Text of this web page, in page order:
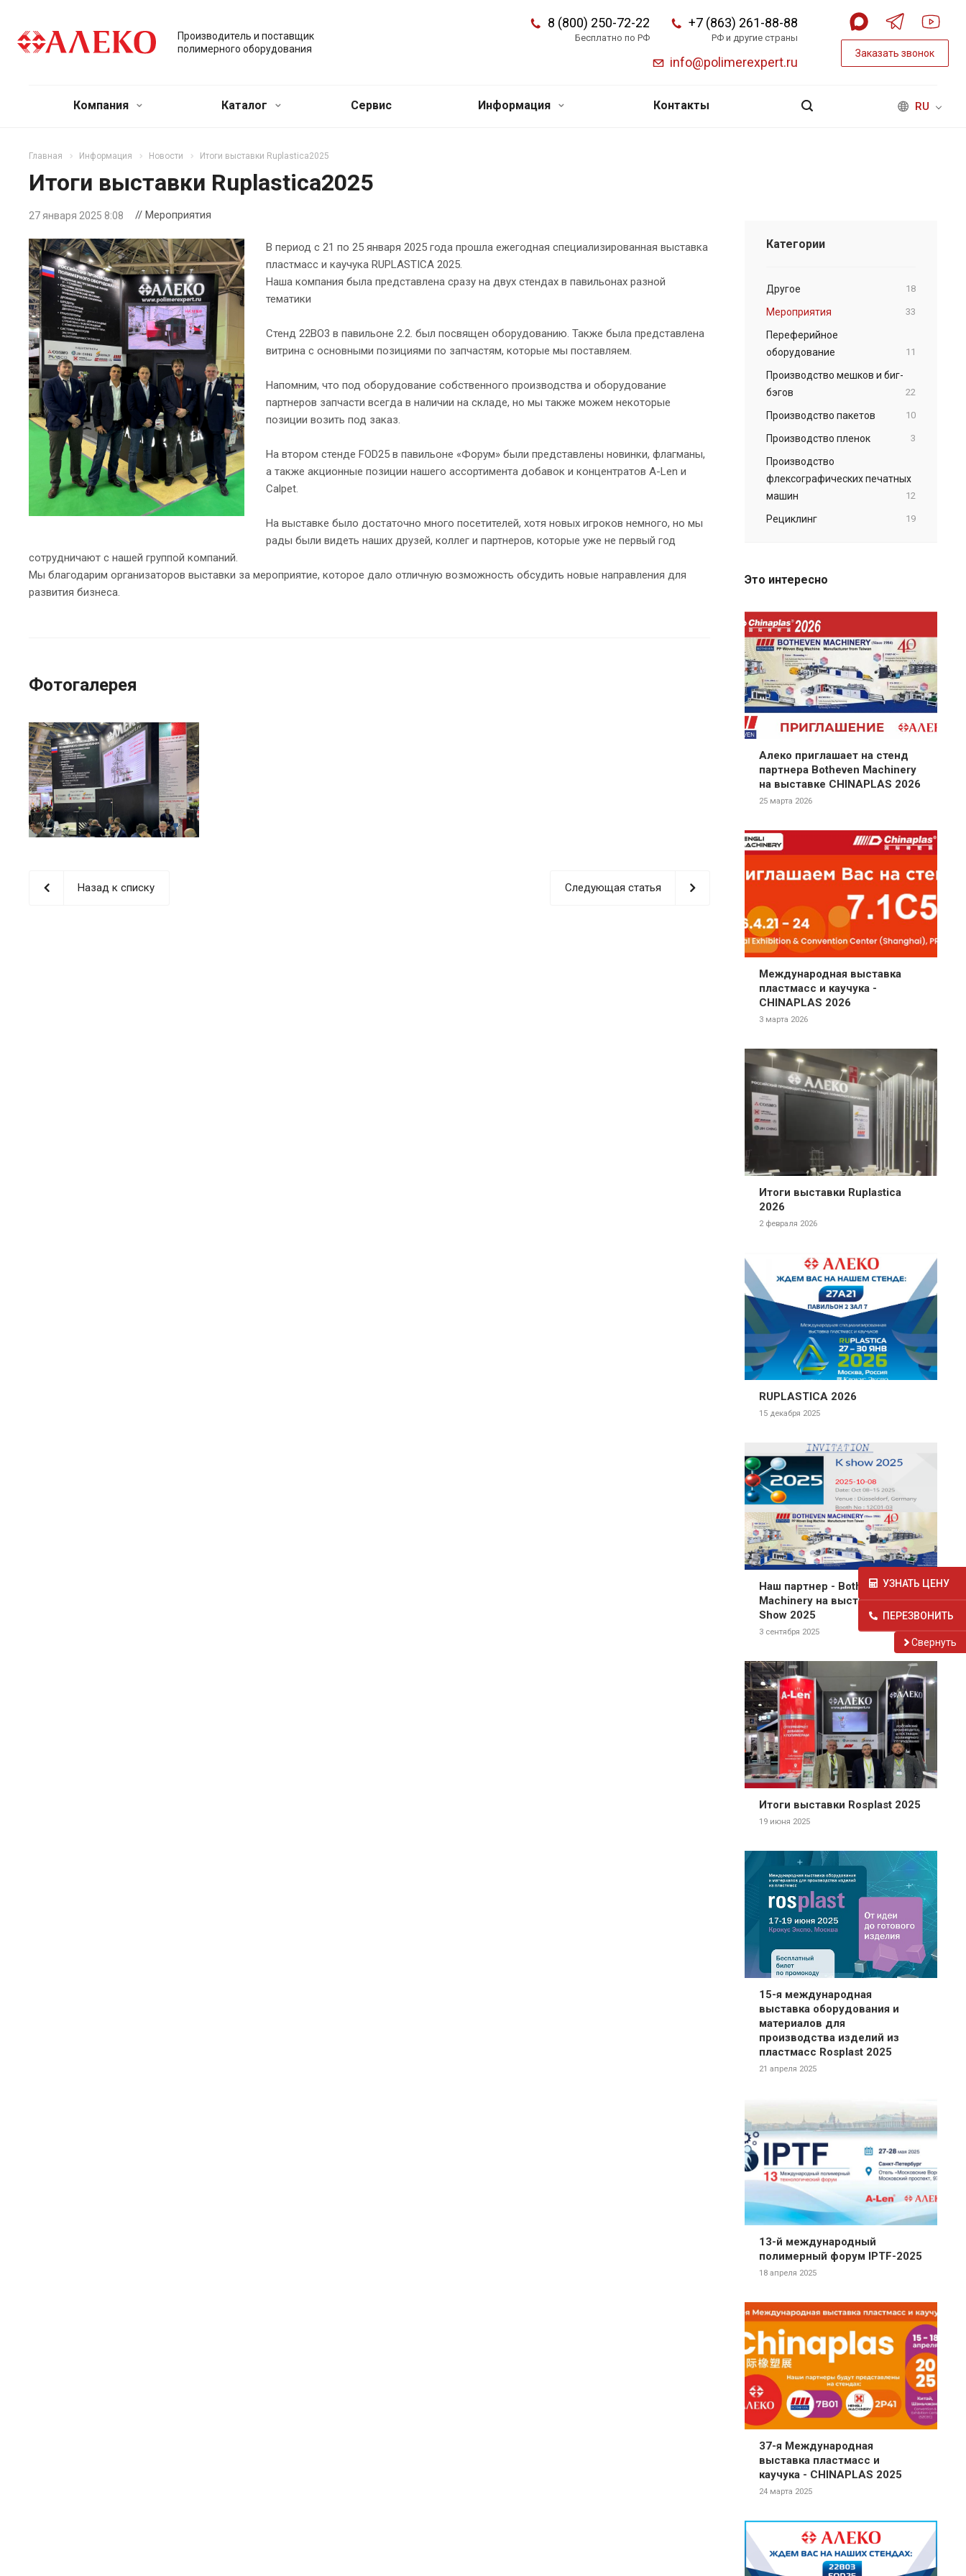
Производитель и поставщик
полимерного оборудования
8 (800) 250-72-22
Бесплатно по РФ
+7 (863) 261-88-88
РФ и другие страны
info@polimerexpert.ru
Заказать звонок
RU
Компания Каталог Сервис Информация Контакты
Главная Информация Новости Итоги выставки Ruplastica2025
Итоги выставки Ruplastica2025
27 января 2025 8:08 // Мероприятия
В период с 21 по 25 января 2025 года прошла ежегодная специализированная выставка
пластмасс и каучука RUPLASTICA 2025.
Наша компания была представлена сразу на двух стендах в павильонах разной
тематики
Стенд 22BO3 в павильоне 2.2. был посвящен оборудованию. Также была представлена
витрина с основными позициями по запчастям, которые мы поставляем.
Напомним, что под оборудование собственного производства и оборудование
партнеров запчасти всегда в наличии на складе, но мы также можем некоторые
позиции возить под заказ.
На втором стенде FOD25 в павильоне «Форум» были представлены новинки, флагманы,
а также акционные позиции нашего ассортимента добавок и концентратов A-Len и
Calpet.
На выставке было достаточно много посетителей, хотя новых игроков немного, но мы
рады были видеть наших друзей, коллег и партнеров, которые уже не первый год
сотрудничают с нашей группой компаний.
Мы благодарим организаторов выставки за мероприятие, которое дало отличную возможность обсудить новые направления для
развития бизнеса.
Фотогалерея
Назад к списку Следующая статья
Категории
Другое 18
Мероприятия 33
Переферийное
оборудование
11
Производство мешков и биг-
бэгов
22
Производство пакетов 10
Производство пленок 3
Производство
флексографических печатных
машин
12
Рециклинг 19
Это интересно
Алеко приглашает на стенд
партнера Botheven Machinery
на выставке CHINAPLAS 2026
25 марта 2026
Международная выставка
пластмасс и каучука -
CHINAPLAS 2026
3 марта 2026
Итоги выставки Ruplastica
2026
2 февраля 2026
RUPLASTICA 2026
15 декабря 2025
Наш партнер - Botheven
Machinery на выставке K-
Show 2025
3 сентября 2025
Итоги выставки Rosplast 2025
19 июня 2025
15-я международная
выставка оборудования и
материалов для
производства изделий из
пластмасс Rosplast 2025
21 апреля 2025
13-й международный
полимерный форум IPTF-2025
18 апреля 2025
37-я Международная
выставка пластмасс и
каучука - CHINAPLAS 2025
24 марта 2025
УЗНАТЬ ЦЕНУ
ПЕРЕЗВОНИТЬ
Cвернуть